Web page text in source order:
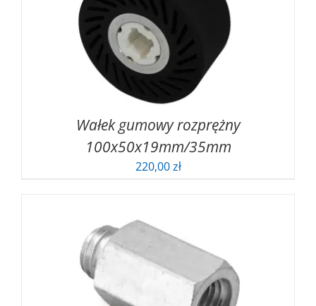
Wałek gumowy rozprężny
100x50x19mm/35mm
220,00zł